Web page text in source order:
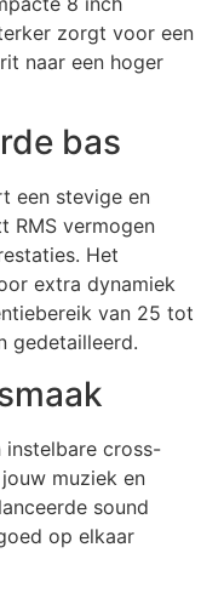
zorgt voor een
naar een hoger
bas
een stevige en
RMS vermogen
Het
extra dynamiek
van 25 tot
gedetailleerd.
instelbare cross-
muziek en
sound
op elkaar